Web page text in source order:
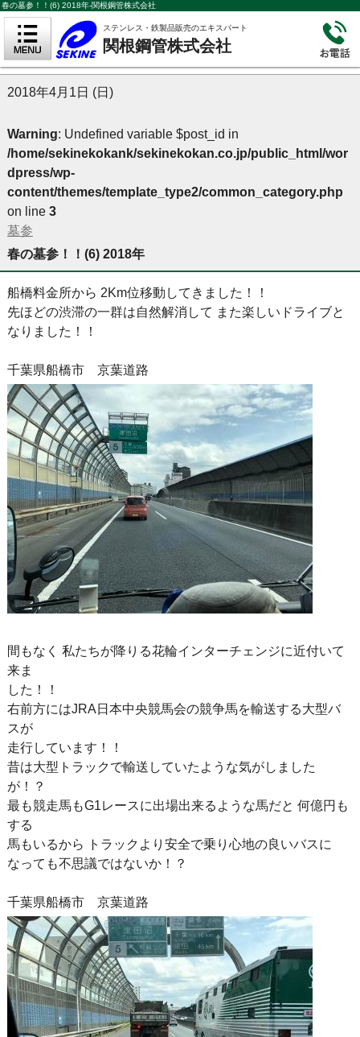
春の墓参！！(6) 2018年-関根鋼管株式会社
ステンレス・鉄製品販売のエキスパート
関根鋼管株式会社
2018年4月1日 (日)
Warning: Undefined variable $post_id in
/home/sekinekokank/sekinekokan.co.jp/public_html/wor
dpress/wp-
content/themes/template_type2/common_category.php
on line 3
墓参
春の墓参！！(6) 2018年
船橋料金所から 2Km位移動してきました！！
先ほどの渋滞の一群は自然解消して また楽しいドライブと
なりました！！
千葉県船橋市 京葉道路
間もなく 私たちが降りる花輪インターチェンジに近付いて
来ま
した！！
右前方にはJRA日本中央競馬会の競争馬を輸送する大型バ
スが
走行しています！！
昔は大型トラックで輸送していたような気がしました
が！？
最も競走馬もG1レースに出場出来るような馬だと 何億円も
する
馬もいるから トラックより安全で乗り心地の良いバスに
なっても不思議ではないか！？
千葉県船橋市 京葉道路